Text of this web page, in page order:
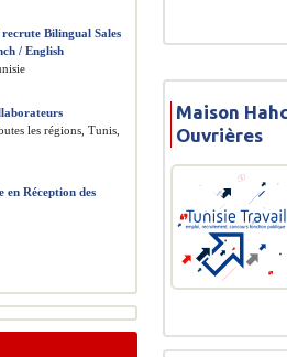
Maison
Ouvrières
Bilingual Sales
/ English
les régions, Tunis,
Réception des